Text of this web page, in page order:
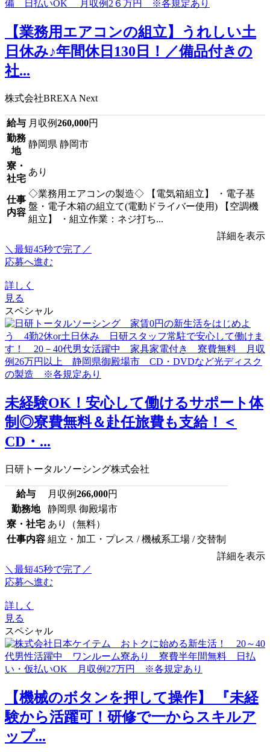
【業務用エアコンの組立】うれしい土
日休み♪年間休日130日！／備品付きの
社...
株式会社BREXA Next
給与 月収例260,000円
勤務
地
静岡県 静岡市
寮・
社宅
あり
仕事
内容
◇業務用エアコンの製造◇ 【電気箱組立】 ・電子基
盤・電子木箱の組立て(電動ドライバー使用) 【空調機
組立】 ・組立作業：ネジ打ち...
詳細を表示
＼最短45秒で完了／
応募へ進む
詳しく
見る
スペシャル
未経験OK！安心して働けるサポート体
制◎寮費無料＆赴任旅費も支給！＜
CD・...
日研トータルソーシング株式会社
給与 月収例266,000円
勤務地
静岡県 御殿場市
寮・社宅 あり（無料）
仕事内容 組立・加工・プレス / 機械系工場 / 交替制
詳細を表示
＼最短45秒で完了／
応募へ進む
詳しく
見る
スペシャル
【機械のボタンを押して操作】 『未経
験から活躍可！研修で一からスキルア
ップ...